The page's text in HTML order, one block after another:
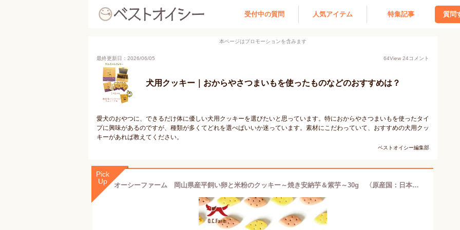
受付中の質問 人気アイテム 特集記事 質問
本ページはプロモーションを含みます
最終更新日：2026/06/05 64View 24コメント
犬用クッキー｜おからやさつまいもを使ったものなどのおすすめは？
愛犬のおやつに、できるだけ体に優しい犬用クッキーを選びたいと思っています。特におからやさつまいもを使ったタイ
プに興味があるのですが、種類が多くてどれを選べばいいか迷っています。素材にこだわっていて、おすすめの犬用クッ
キーがあれば教えてください。
ベストオイシー編集部
Pick
Up
オーシーファーム 岡山県産平飼い卵と米粉のクッキー～焼き安納芋＆紫芋～30g 〈原産国：日本〉無添加【犬 おやつ】【ドッグフード】